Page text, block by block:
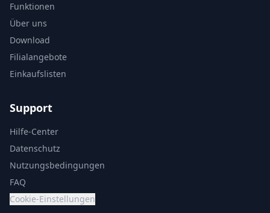
Funktionen
Über uns
Download
Filialangebote
Einkaufslisten
Support
Hilfe-Center
Datenschutz
Nutzungsbedingungen
FAQ
Cookie-Einstellungen